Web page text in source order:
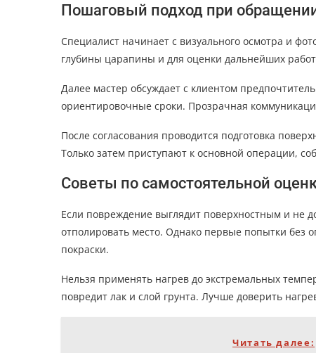
Пошаговый подход при
Специалист начинает с визуального осмотра и
глубины царапины и для оценки дальнейших
Далее мастер обсуждает с клиентом
ориентировочные сроки. Прозрачная
После согласования проводится подготовка
Только затем приступают к основной операции,
Советы по самостоятельной
Если повреждение выглядит поверхностным и не
отполировать место. Однако первые попытки без
покраски.
Нельзя применять нагрев до экстремальных
повредит лак и слой грунта. Лучше доверить
Читать далее: